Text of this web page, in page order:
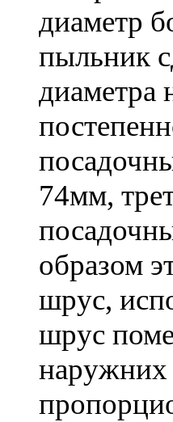
диаметр
пыльник
диаметра
74мм,
образом
шрус,
шрус
наружних